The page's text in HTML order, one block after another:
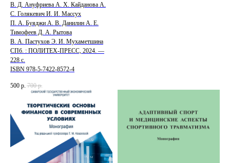
В. Д. Ануфриева А. Х. Кайданова А.
С. Голякевич И. И. Массух
П. А. Буяджи А. В. Данилин А. Е.
Тимофеев Д. А. Рытова
В. А. Пастухов Э. И. Мухаметшина
СПб. : ПОЛИТЕХ-ПРЕСС, 2024. —
228 с.
ISBN 978-5-7422-8572-4
500 р. 700 р.